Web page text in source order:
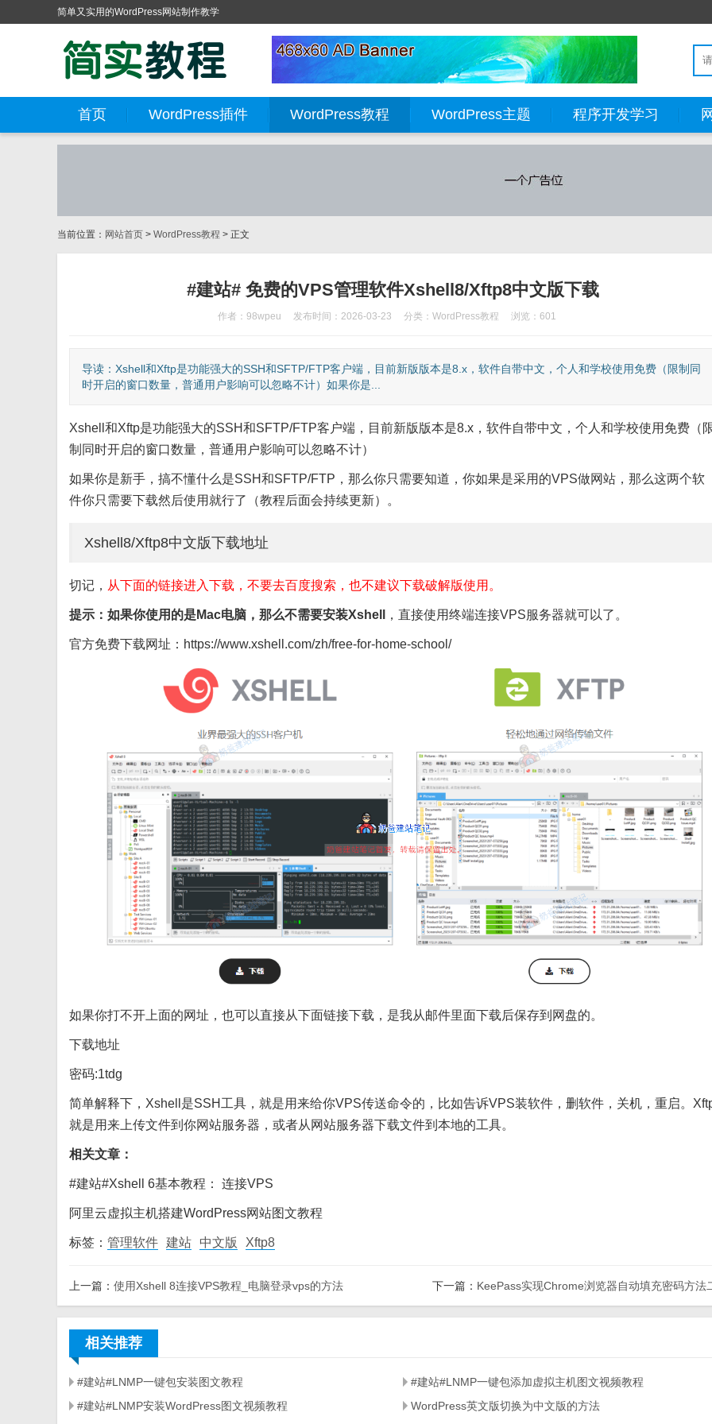
简单又实用的WordPress网站制作教学
首页 WordPress插件 WordPress教程 WordPress主题 程序开发学习
当前位置： 网站首页 > WordPress教程 > 正文
#建站# 免费的VPS管理软件Xshell8/Xftp8中文版下载
作者：98wpeu 发布时间：2026-03-23 分类：WordPress教程 浏览：601
导读：Xshell和Xftp是功能强大的SSH和SFTP/FTP客户端，目前新版版本是8.x，软件自带中文，个人和学校使用免费（限制同
时开启的窗口数量，普通用户影响可以忽略不计）如果你是...
Xshell和Xftp是功能强大的SSH和SFTP/FTP客户端，目前新版版本是8.x，软件自带中文，个人和学校使用免费（
制同时开启的窗口数量，普通用户影响可以忽略不计）
如果你是新手，搞不懂什么是SSH和SFTP/FTP，那么你只需要知道，你如果是采用的VPS做网站，那么这两个软
件你只需要下载然后使用就行了（教程后面会持续更新）。
Xshell8/Xftp8中文版下载地址
切记， 从下面的链接进入下载，不要去百度搜索，也不建议下载破解版使用。
提示：如果你使用的是Mac电脑，那么不需要安装Xshell ，直接使用终端连接VPS服务器就可以了。
官方免费下载网址：https://www.xshell.com/zh/free-for-home-school/
如果你打不开上面的网址，也可以直接从下面链接下载，是我从邮件里面下载后保存到网盘的。
下载地址
密码:1tdg
简单解释下，Xshell是SSH工具，就是用来给你VPS传送命令的，比如告诉VPS装软件，删软件，关机，重启。
就是用来上传文件到你网站服务器，或者从网站服务器下载文件到本地的工具。
相关文章：
#建站#Xshell 6基本教程： 连接VPS
阿里云虚拟主机搭建WordPress网站图文教程
标签： 管理软件 建站 中文版 Xftp8
上一篇： 使用Xshell 8连接VPS教程_电脑登录vps的方法 下一篇： KeePass实现Chrome浏览器自动填充密码方法
相关推荐
#建站#LNMP一键包安装图文教程
#建站#LNMP一键包添加虚拟主机图文视频教程
#建站#LNMP安装WordPress图文视频教程
WordPress英文版切换为中文版的方法